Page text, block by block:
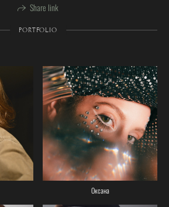
Share link
PORTFOLIO
Оксана